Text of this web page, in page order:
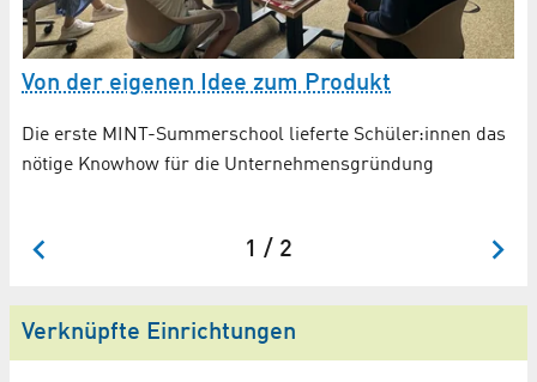
Von der eigenen Idee zum Produkt
Die erste MINT-Summerschool lieferte Schüler:innen das
nötige Knowhow für die Unternehmensgründung
1 / 2
Verknüpfte Einrichtungen